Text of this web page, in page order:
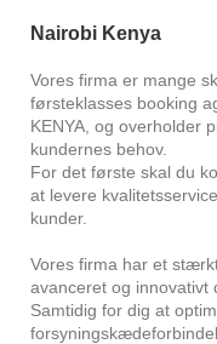
Nairobi Kenya
Vores firma er mange
førsteklasses booking
KENYA, og overholder
kundernes behov.
For det første skal du
at levere
kunder.
Vores firma har et
avanceret og innovativt
Samtidig for dig at